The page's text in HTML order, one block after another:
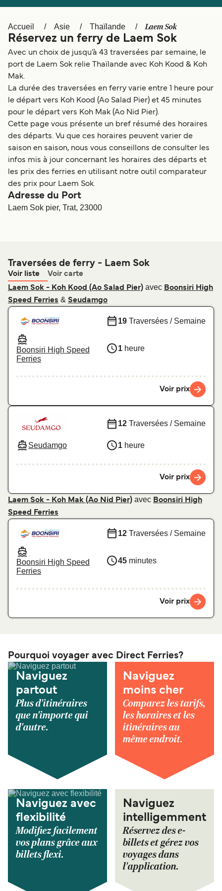
Deutschland Schweiz (DE)
Norge Україна
Accueil Asie Thaïlande Laem Sok
Réservez un ferry de Laem Sok
Avec un choix de jusqu’à 43 traversées par semaine, le
port de Laem Sok relie Thaïlande avec Koh Kood & Koh
Mak.
La durée des traversées en ferry varie entre 1 heure pour
le départ vers Koh Kood (Ao Salad Pier) et 45 minutes
pour le départ vers Koh Mak (Ao Nid Pier).
Cette page vous présente un bref résumé des horaires
des départs. Vu que ces horaires peuvent varier de
saison en saison, nous vous conseillons de consulter les
infos mis à jour concernant les horaires des départs et
les prix des ferries en utilisant notre outil comparateur
des prix pour Laem Sok.
Adresse du Port
Laem Sok pier, Trat, 23000
Traversées de ferry - Laem Sok
Voir liste
Voir carte
Laem Sok - Koh Kood (Ao Salad Pier) avec Boonsiri High
Speed Ferries & Seudamgo
Boonsiri High Speed
Ferries
19 Traversées / Semaine
1 heure
Voir prix
Seudamgo
12 Traversées / Semaine
1 heure
Voir prix
Laem Sok - Koh Mak (Ao Nid Pier) avec Boonsiri High
Speed Ferries
Boonsiri High Speed
Ferries
12 Traversées / Semaine
45 minutes
Voir prix
Pourquoi voyager avec Direct Ferries?
Naviguez
partout
Plus d'itinéraires
que n'importe qui
d'autre.
Naviguez
moins cher
Comparez les tarifs,
les horaires et les
itinéraires au
même endroit.
Naviguez avec
flexibilité
Modifiez facilement
vos plans grâce aux
billets flexi.
Naviguez
intelligemment
Réservez des e-
billets et gérez vos
voyages dans
l'application.